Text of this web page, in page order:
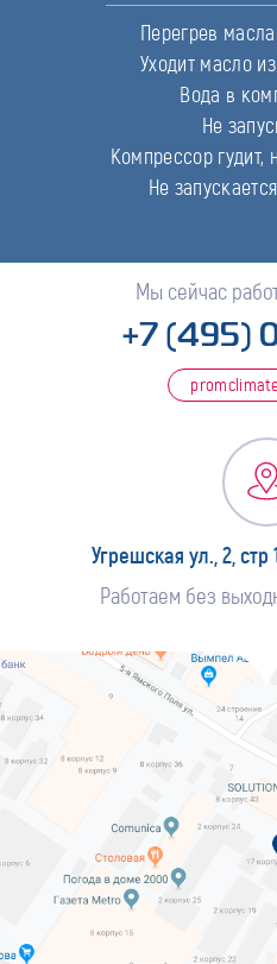
Перегрев
Уходит масло
Вода в
Не
Компрессор гудит,
Не
Мы сейчас
+7 (495)
Угрешская ул., 2,
Работаем без